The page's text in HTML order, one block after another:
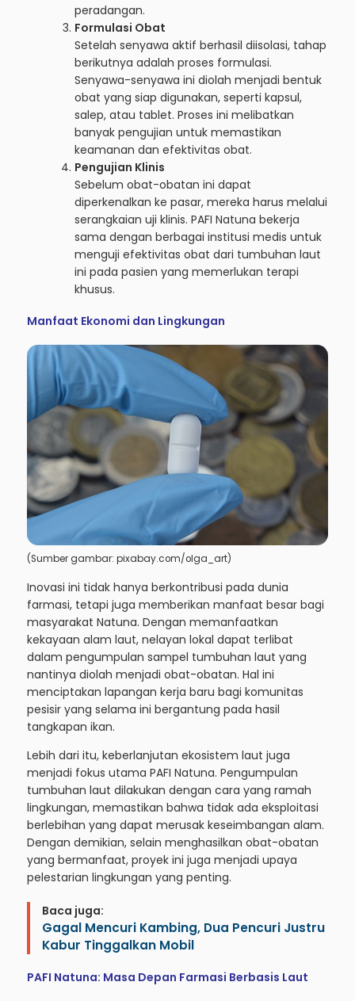
peradangan.
Formulasi Obat
Setelah senyawa aktif berhasil diisolasi, tahap
berikutnya adalah proses formulasi.
Senyawa-senyawa ini diolah menjadi bentuk
obat yang siap digunakan, seperti kapsul,
salep, atau tablet. Proses ini melibatkan
banyak pengujian untuk memastikan
keamanan dan efektivitas obat.
Pengujian Klinis
Sebelum obat-obatan ini dapat
diperkenalkan ke pasar, mereka harus melalui
serangkaian uji klinis. PAFI Natuna bekerja
sama dengan berbagai institusi medis untuk
menguji efektivitas obat dari tumbuhan laut
ini pada pasien yang memerlukan terapi
khusus.
Manfaat Ekonomi dan Lingkungan
(Sumber gambar: pixabay.com/olga_art)
Inovasi ini tidak hanya berkontribusi pada dunia
farmasi, tetapi juga memberikan manfaat besar bagi
masyarakat Natuna. Dengan memanfaatkan
kekayaan alam laut, nelayan lokal dapat terlibat
dalam pengumpulan sampel tumbuhan laut yang
nantinya diolah menjadi obat-obatan. Hal ini
menciptakan lapangan kerja baru bagi komunitas
pesisir yang selama ini bergantung pada hasil
tangkapan ikan.
Lebih dari itu, keberlanjutan ekosistem laut juga
menjadi fokus utama PAFI Natuna. Pengumpulan
tumbuhan laut dilakukan dengan cara yang ramah
lingkungan, memastikan bahwa tidak ada eksploitasi
berlebihan yang dapat merusak keseimbangan alam.
Dengan demikian, selain menghasilkan obat-obatan
yang bermanfaat, proyek ini juga menjadi upaya
pelestarian lingkungan yang penting.
Baca juga:
Gagal Mencuri Kambing, Dua Pencuri Justru
Kabur Tinggalkan Mobil
PAFI Natuna: Masa Depan Farmasi Berbasis Laut